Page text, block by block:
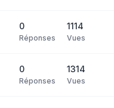
0
Réponses
1114
Vues
0
Réponses
1314
Vues